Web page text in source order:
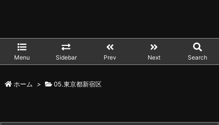
Menu Sidebar Prev Next Search
ホーム > 05.東京都新宿区